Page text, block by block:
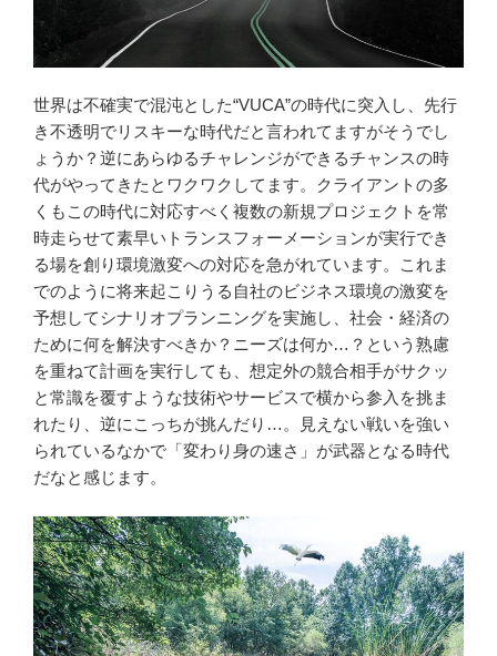
世界は不確実で混沌とした“VUCA”の時代に突入し、先行
き不透明でリスキーな時代だと言われてますがそうでし
ょうか？逆にあらゆるチャレンジができるチャンスの時
代がやってきたとワクワクしてます。クライアントの多
くもこの時代に対応すべく複数の新規プロジェクトを常
時走らせて素早いトランスフォーメーションが実行でき
る場を創り環境激変への対応を急がれています。これま
でのように将来起こりうる自社のビジネス環境の激変を
予想してシナリオプランニングを実施し、社会・経済の
ために何を解決すべきか？ニーズは何か…？という熟慮
を重ねて計画を実行しても、想定外の競合相手がサクッ
と常識を覆すような技術やサービスで横から参入を挑ま
れたり、逆にこっちが挑んだり…。見えない戦いを強い
られているなかで「変わり身の速さ」が武器となる時代
だなと感じます。